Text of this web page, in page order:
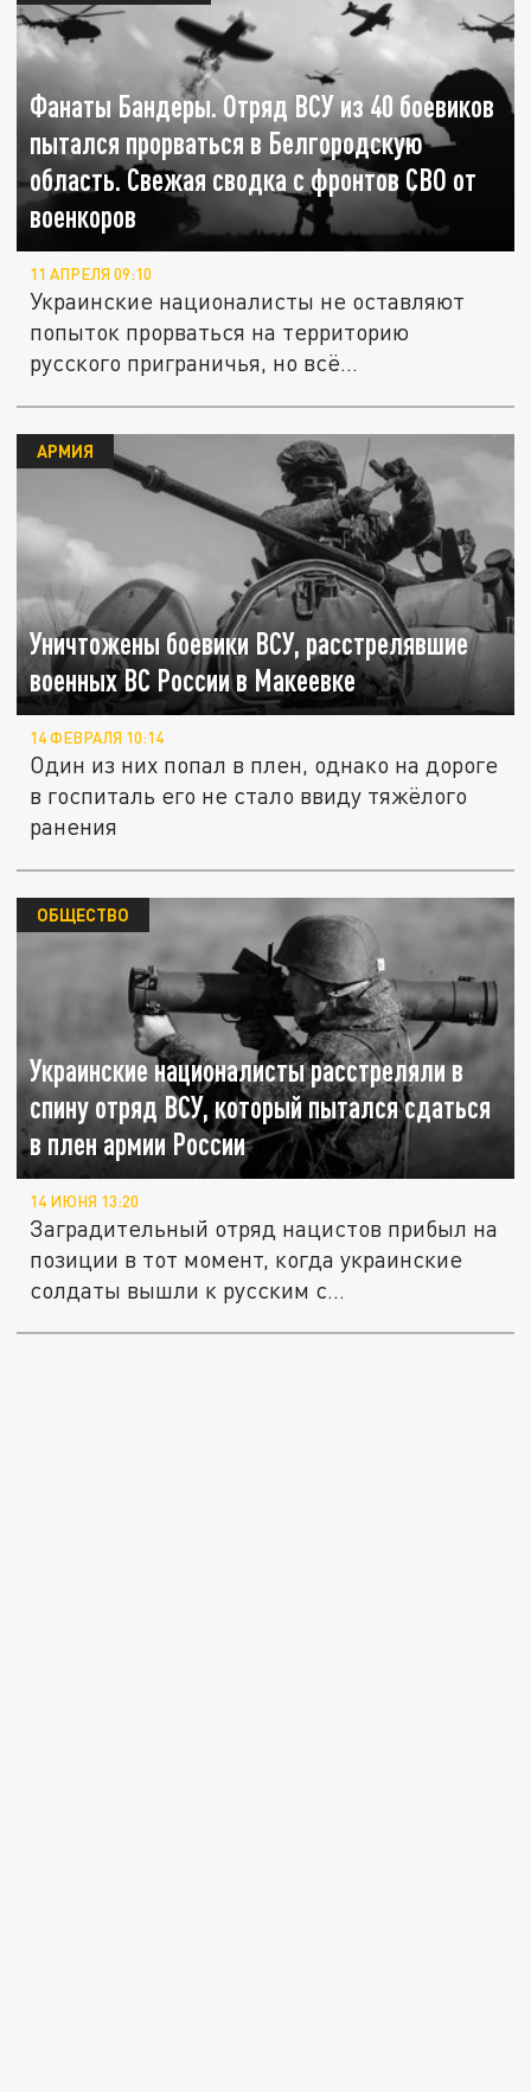
Фанаты Бандеры. Отряд ВСУ из 40 боевиков
пытался прорваться в Белгородскую
область. Свежая сводка с фронтов СВО от
военкоров
11 АПРЕЛЯ 09:10
Украинские националисты не оставляют
попыток прорваться на территорию
русского приграничья, но всё...
Уничтожены боевики ВСУ, расстрелявшие
военных ВС России в Макеевке
АРМИЯ
14 ФЕВРАЛЯ 10:14
Один из них попал в плен, однако на дороге
в госпиталь его не стало ввиду тяжёлого
ранения
Украинские националисты расстреляли в
спину отряд ВСУ, который пытался сдаться
в плен армии России
ОБЩЕСТВО
14 ИЮНЯ 13:20
Заградительный отряд нацистов прибыл на
позиции в тот момент, когда украинские
солдаты вышли к русским с...